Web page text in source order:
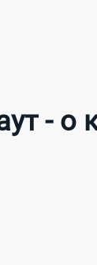
- о